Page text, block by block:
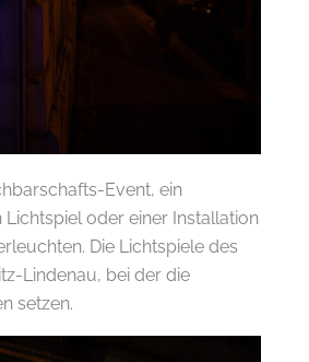
Event, ein
Lichtspiel oder einer Installation
Die Lichtspiele des
Lindenau, bei der die
setzen.